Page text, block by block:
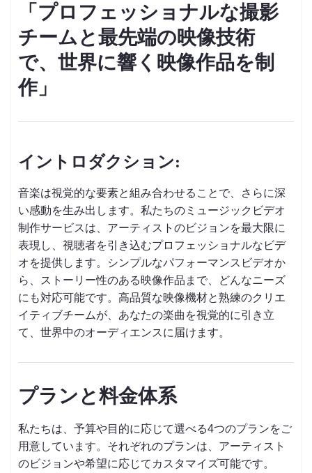
「プロフェッショナルな撮影
チームと最先端の映像技術
で、世界に響く映像作品を制
作」
イントロダクション:
音楽は視覚的な要素と組み合わせることで、さらに深
い感動を生み出します。私たちのミュージックビデオ
制作サービスは、アーティストのビジョンを最大限に
表現し、視聴者を引き込むプロフェッショナルなビデ
オを提供します。シンプルなパフォーマンスビデオか
ら、ストーリー性のある映像作品まで、どんなニーズ
にも対応可能です。高品質な映像機材と熟練のクリエ
イティブチームが、あなたの楽曲を視覚的に引き立
て、世界中のオーディエンスに届けます。
プランと料金体系
私たちは、予算や目的に応じて選べる4つのプランをご
用意しています。それぞれのプランは、アーティスト
のビジョンや希望に応じてカスタマイズ可能です。